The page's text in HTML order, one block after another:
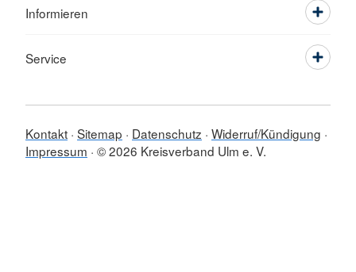
Informieren
Service
Kontakt Sitemap Datenschutz Widerruf/Kündigung
Impressum © 2026 Kreisverband Ulm e. V.